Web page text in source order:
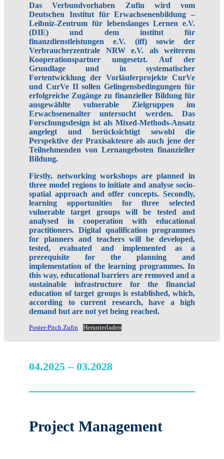
Das Verbundvorhaben Zufin wird vom
Deutschen Institut für Erwachsenenbildung –
Leibniz-Zentrum für lebenslanges Lernen e.V.
(DIE) und dem institut für
finanzdienstleistungen e.V. (iff) sowie der
Verbraucherzentrale NRW e.V. als weiterem
Kooperationspartner umgesetzt. Auf der
Grundlage und in systematischer
Fortentwicklung der Vorläuferprojekte CurVe
und CurVe II sollen Gelingensbedingungen für
erfolgreiche Zugänge zu finanzieller Bildung für
ausgewählte vulnerable Zielgruppen im
Erwachsenenalter untersucht werden. Das
Forschungsdesign ist als Mixed-Methods-Ansatz
angelegt und berücksichtigt sowohl die
Perspektive der Praxisakteure als auch jene der
Teilnehmenden von Lernangeboten finanzieller
Bildung.
Firstly, networking workshops are planned in
three model regions to initiate and analyse socio-
spatial approach and offer concepts. Secondly,
learning opportunities for three selected
vulnerable target groups will be tested and
analysed in cooperation with educational
practitioners. Digital qualification programmes
for planners and teachers will be developed,
tested, evaluated and implemented as a
prerequisite for the planning and
implementation of the learning programmes. In
this way, educational barriers are removed and a
sustainable infrastructure for the financial
education of target groups is established, which,
according to current research, have a high
demand but are not yet being reached.
Poster-Pitch Zufin Herunterladen
04.2025 – 03.2028
Project Management